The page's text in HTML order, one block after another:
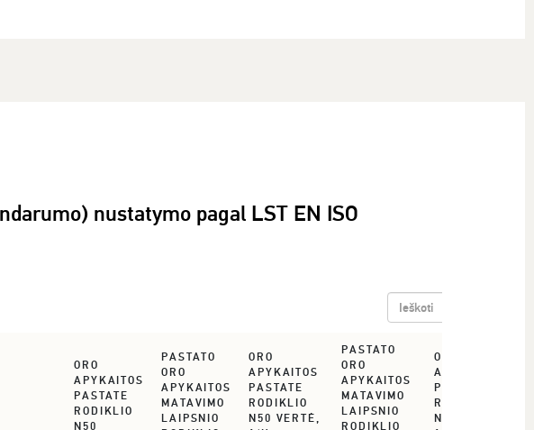
nustatymo pagal LST EN ISO
SEARCH
ORO
APYKAITOS
PASTATE
RODIKLIO
N50
PASTATO
ORO
APYKAITOS
MATAVIMO
LAIPSNIO
ORO
APYKAITOS
PASTATE
RODIKLIO
N50 VERTĖ,
PASTATO
ORO
APYKAITOS
MATAVIMO
LAIPSNIO
RODIKLIO
ORO
APYKAITOS
PASTATE
RODIKLIO
N50 VERTĖ,